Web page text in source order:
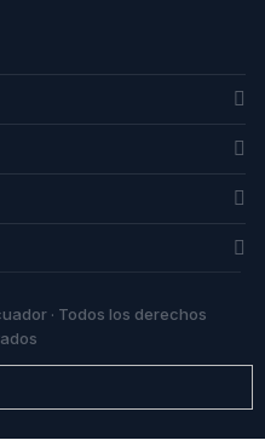
· Todos los derechos